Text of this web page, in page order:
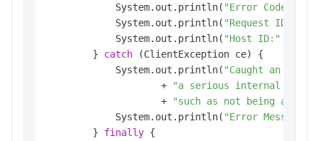
            System.out.println(
"Error Code:"
            System.out.println(
"Request ID:"
            System.out.println(
"Host ID:"
        }
catch (ClientException ce) {
            System.out.println(
"Caught an
                    +
"a serious internal
                    +
"such as not being able
            System.out.println(
"Error Message:"
        }
finally {